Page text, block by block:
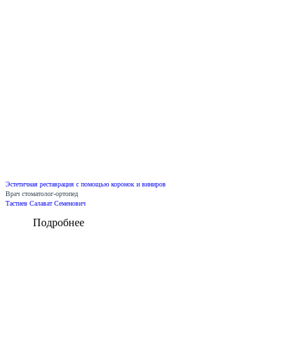
Эстетичная реставрация с помощью коронок и виниров
Врач стоматолог-ортопед
Тастиев Салават Семенович
Подробнее